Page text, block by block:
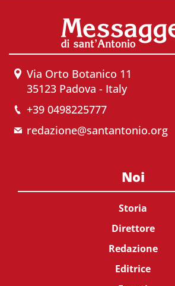
Via Orto Botanico 11
35123 Padova - Italy
+39 0498225777
redazione@santantonio.org
Noi
Storia
Direttore
Redazione
Editrice